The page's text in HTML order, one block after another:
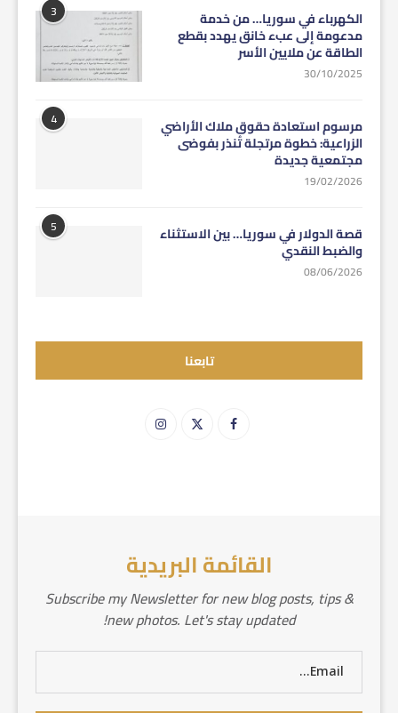
3 الكهرباء في سوريا… من خدمة
مدعومة إلى عبء خانق يهدد بقطع
الطاقة عن ملايين الأسر
30/10/2025
4 مرسوم استعادة حقوق ملاك الأراضي
الزراعية: خطوة مرتجلة تُنذر بفوضى
مجتمعية جديدة
19/02/2026
5 قصة الدولار في سوريا… بين الاستثناء
والضبط النقدي
08/06/2026
تابعنا
القائمة البريدية
Subscribe my Newsletter for new blog posts, tips &
new photos. Let's stay updated!